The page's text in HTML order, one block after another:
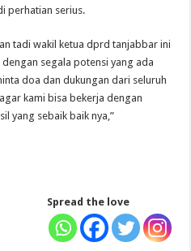
perhatian serius.
tadi wakil ketua dprd tanjabbar ini
segala potensi yang ada
doa dan dukungan dari seluruh
kami bisa bekerja dengan
yang sebaik baik nya,”
Spread the love